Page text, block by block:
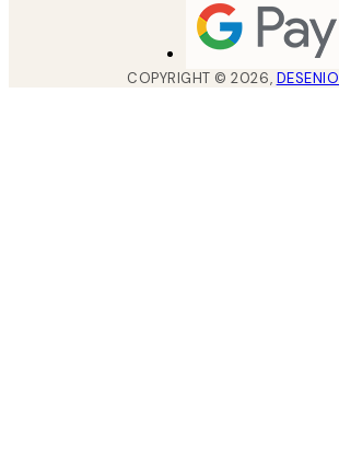
COPYRIGHT ©2026, DESENIO